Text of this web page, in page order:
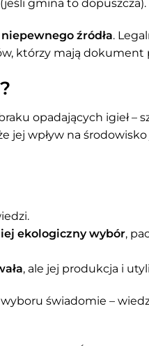
gmina to dopuszcza).
źródła.
którzy mają dokument
opadających igieł
jej wpływ na
ekologiczny wybór,
, ale jej produkcja i
świadomie –